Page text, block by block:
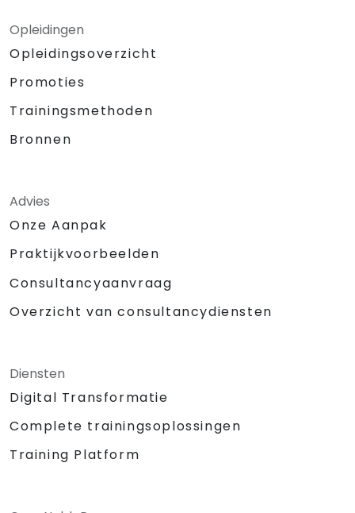
Opleidingen
Opleidingsoverzicht
Promoties
Trainingsmethoden
Bronnen
Advies
Onze Aanpak
Praktijkvoorbeelden
Consultancyaanvraag
Overzicht van consultancydiensten
Diensten
Digital Transformatie
Complete trainingsoplossingen
Training Platform